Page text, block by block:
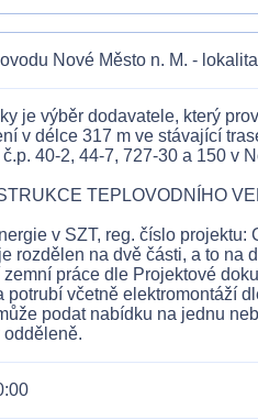
Nové Město n. M. -
je výběr dodavatele, který
v délce 317 m ve stávající
40-2, 44-7, 727-30 a 150 v
TEPLOVODNÍHO
v SZT, reg. číslo projektu:
rozdělen na dvě části, a to na
práce dle Projektové
potrubí včetně elektromontáží
podat nabídku na jednu
odděleně.